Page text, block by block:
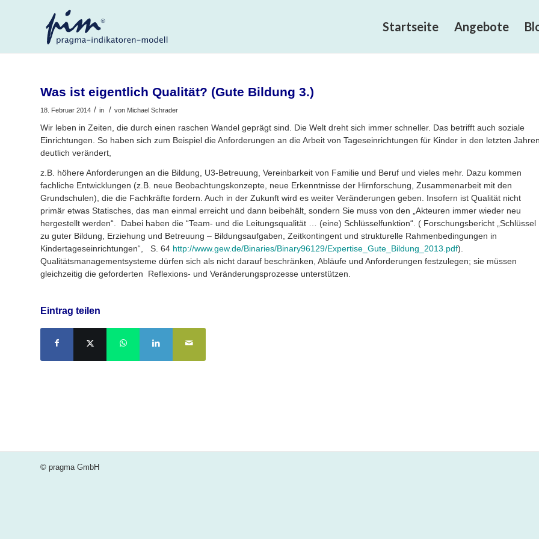
Startseite Angebote
Was ist eigentlich Qualität? (Gute Bildung 3.)
18. Februar 2014 / in / von Michael Schrader
Wir leben in Zeiten, die durch einen raschen Wandel geprägt sind. Die Welt dreht sich immer schneller. Das betrifft auch soziale
Einrichtungen. So haben sich zum Beispiel die Anforderungen an die Arbeit von Tageseinrichtungen für Kinder in den letzten Jahren
deutlich verändert,
z.B. höhere Anforderungen an die Bildung, U3-Betreuung, Vereinbarkeit von Familie und Beruf und vieles mehr. Dazu kommen
fachliche Entwicklungen (z.B. neue Beobachtungskonzepte, neue Erkenntnisse der Hirnforschung, Zusammenarbeit mit den
Grundschulen), die die Fachkräfte fordern. Auch in der Zukunft wird es weiter Veränderungen geben. Insofern ist Qualität nicht
primär etwas Statisches, das man einmal erreicht und dann beibehält, sondern Sie muss von den „Akteuren immer wieder neu
hergestellt werden“. Dabei haben die “Team- und die Leitungsqualität … (eine) Schlüsselfunktion“. ( Forschungsbericht „Schlüssel
zu guter Bildung, Erziehung und Betreuung – Bildungsaufgaben, Zeitkontingent und strukturelle Rahmenbedingungen in
Kindertageseinrichtungen“, S. 64 http://www.gew.de/Binaries/Binary96129/Expertise_Gute_Bildung_2013.pdf).
Qualitätsmanagementsysteme dürfen sich als nicht darauf beschränken, Abläufe und Anforderungen festzulegen; sie müssen
gleichzeitig die geforderten Reflexions- und Veränderungsprozesse unterstützen.
Eintrag teilen
© pragma GmbH